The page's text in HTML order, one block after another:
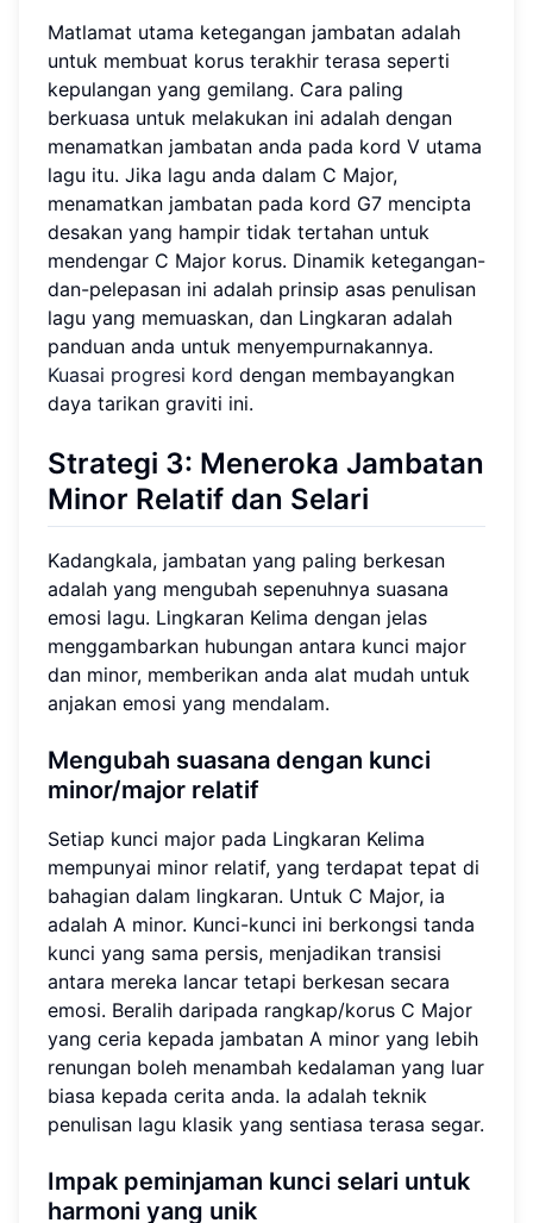
Matlamat utama ketegangan jambatan adalah
untuk membuat korus terakhir terasa seperti
kepulangan yang gemilang. Cara paling
berkuasa untuk melakukan ini adalah dengan
menamatkan jambatan anda pada kord V utama
lagu itu. Jika lagu anda dalam C Major,
menamatkan jambatan pada kord G7 mencipta
desakan yang hampir tidak tertahan untuk
mendengar C Major korus. Dinamik ketegangan-
dan-pelepasan ini adalah prinsip asas penulisan
lagu yang memuaskan, dan Lingkaran adalah
panduan anda untuk menyempurnakannya.
Kuasai progresi kord dengan membayangkan
daya tarikan graviti ini.
Strategi 3: Meneroka Jambatan
Minor Relatif dan Selari
Kadangkala, jambatan yang paling berkesan
adalah yang mengubah sepenuhnya suasana
emosi lagu. Lingkaran Kelima dengan jelas
menggambarkan hubungan antara kunci major
dan minor, memberikan anda alat mudah untuk
anjakan emosi yang mendalam.
Mengubah suasana dengan kunci
minor/major relatif
Setiap kunci major pada Lingkaran Kelima
mempunyai minor relatif, yang terdapat tepat di
bahagian dalam lingkaran. Untuk C Major, ia
adalah A minor. Kunci-kunci ini berkongsi tanda
kunci yang sama persis, menjadikan transisi
antara mereka lancar tetapi berkesan secara
emosi. Beralih daripada rangkap/korus C Major
yang ceria kepada jambatan A minor yang lebih
renungan boleh menambah kedalaman yang luar
biasa kepada cerita anda. Ia adalah teknik
penulisan lagu klasik yang sentiasa terasa segar.
Impak peminjaman kunci selari untuk
harmoni yang unik